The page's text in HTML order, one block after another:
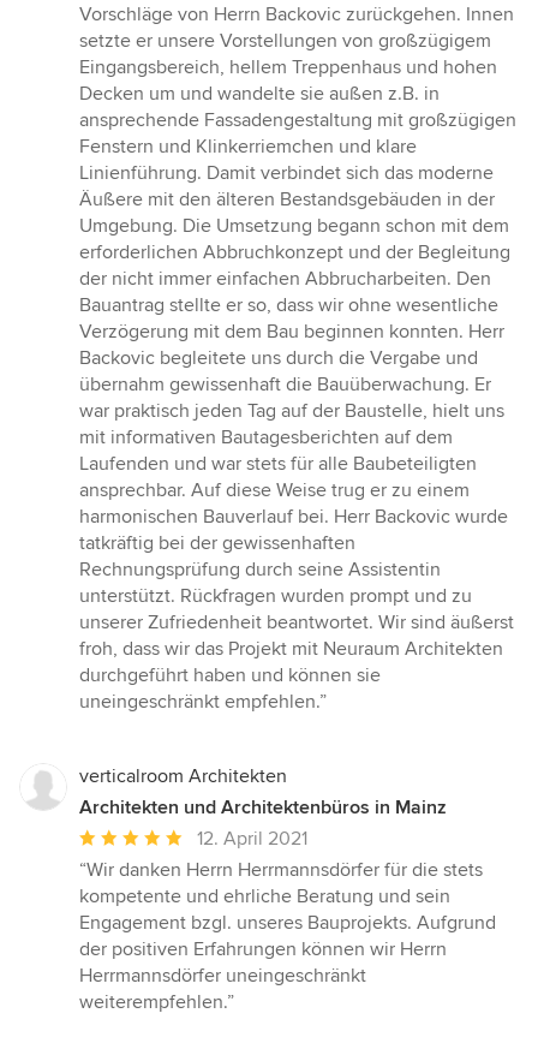
Vorschläge von Herrn Backovic zurückgehen. Innen
setzte er unsere Vorstellungen von großzügigem
Eingangsbereich, hellem Treppenhaus und hohen
Decken um und wandelte sie außen z.B. in
ansprechende Fassadengestaltung mit großzügigen
Fenstern und Klinkerriemchen und klare
Linienführung. Damit verbindet sich das moderne
Äußere mit den älteren Bestandsgebäuden in der
Umgebung. Die Umsetzung begann schon mit dem
erforderlichen Abbruchkonzept und der Begleitung
der nicht immer einfachen Abbrucharbeiten. Den
Bauantrag stellte er so, dass wir ohne wesentliche
Verzögerung mit dem Bau beginnen konnten. Herr
Backovic begleitete uns durch die Vergabe und
übernahm gewissenhaft die Bauüberwachung. Er
war praktisch jeden Tag auf der Baustelle, hielt uns
mit informativen Bautagesberichten auf dem
Laufenden und war stets für alle Baubeteiligten
ansprechbar. Auf diese Weise trug er zu einem
harmonischen Bauverlauf bei. Herr Backovic wurde
tatkräftig bei der gewissenhaften
Rechnungsprüfung durch seine Assistentin
unterstützt. Rückfragen wurden prompt und zu
unserer Zufriedenheit beantwortet. Wir sind äußerst
froh, dass wir das Projekt mit Neuraum Architekten
durchgeführt haben und können sie
uneingeschränkt empfehlen.”
verticalroom Architekten
Architekten und Architektenbüros in Mainz
Durchschnittliche
Bewertung:
5
von
5
Sternen
12. April 2021
“Wir danken Herrn Herrmannsdörfer für die stets
kompetente und ehrliche Beratung und sein
Engagement bzgl. unseres Bauprojekts. Aufgrund
der positiven Erfahrungen können wir Herrn
Herrmannsdörfer uneingeschränkt
weiterempfehlen.”